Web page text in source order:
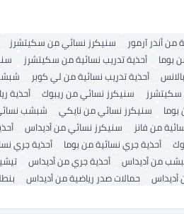
من أندر آرمور
سنيكرز نسائي من سكيتشرز
بوما أحذية تدريب نسائية من سكيتشرز
أحذية تدريب نسائية من لي كوبر
سكيتشرز سنيكرز نسائي من ريبوك
أحذية
سنيكرز نسائي من نايكي
شبشب
من فانز سنيكرز نسائي من أديداس
أحذية جري نسائية من بوما
أحذية جري
من أديداس أحذية جري من أديداس
أديداس حمالات صدر رياضية من أديداس